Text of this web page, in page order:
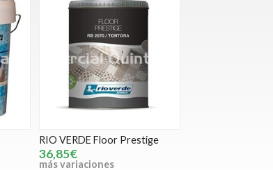
RIO VERDE Floor Prestige
36,85€
más variaciones